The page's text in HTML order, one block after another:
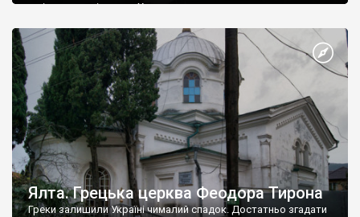
є відданими вірянами Христа
Ялта. Грецька церква Феодора Тирона
Греки залишили Україні чималий спадок. Достатньо згадати